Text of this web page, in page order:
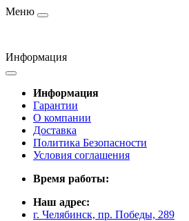
Меню
Информация
Информация
Гарантии
О компании
Доставка
Политика Безопасности
Условия соглашения
Время работы:
Наш адрес:
г. Челябинск, пр. Победы, 289